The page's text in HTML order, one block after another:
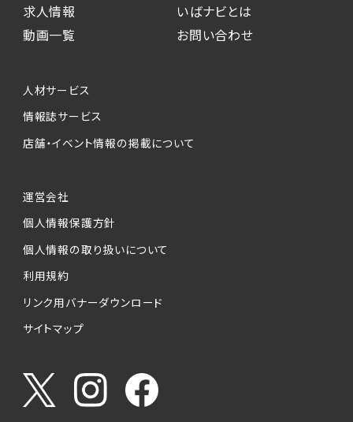
求人情報
動画一覧
いばナビとは
お問い合わせ
人材サービス
情報誌サービス
店舗・イベント情報の掲載について
運営会社
個人情報保護方針
個人情報の取り扱いについて
利用規約
リンク用バナーダウンロード
サイトマップ